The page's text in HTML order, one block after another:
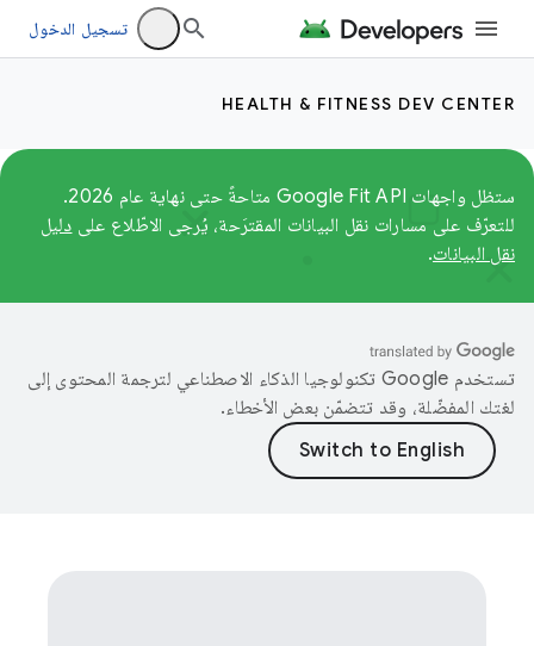
تسجيل الدخول
HEALTH & FITNESS DEV CENTER
ستظل واجهات Google Fit API متاحةً حتى نهاية عام 2026.
للتعرّف على مسارات نقل البيانات المقترَحة، يُرجى الاطّلاع على دليل
نقل البيانات.
تستخدم Google تكنولوجيا الذكاء الاصطناعي لترجمة المحتوى إلى
لغتك المفضّلة، وقد تتضمّن بعض الأخطاء.